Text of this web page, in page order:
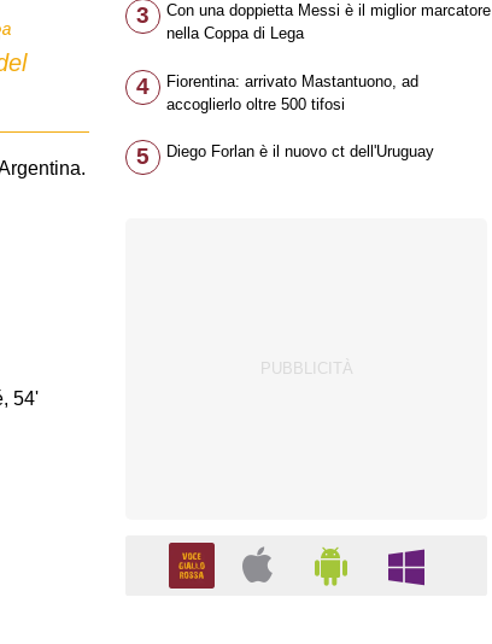
54'
3
Con una doppietta Messi è il miglior marcatore
nella Coppa di Lega
4
Fiorentina: arrivato Mastantuono, ad
accoglierlo oltre 500 tifosi
5 Diego Forlan è il nuovo ct dell'Uruguay